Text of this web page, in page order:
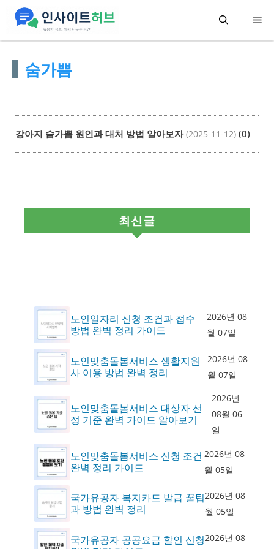
메
숨가쁨
강아지 숨가쁨 원인과 대처 방법 알아보자 (2025-11-12) (0)
최신글
노인일자리 신청 조건과 접수
방법 완벽 정리 가이드
2026년 08
월 07일
노인맞춤돌봄서비스 생활지원
사 이용 방법 완벽 정리
2026년 08
월 07일
노인맞춤돌봄서비스 대상자 선
정 기준 완벽 가이드 알아보기
2026년
08월 06
일
노인맞춤돌봄서비스 신청 조건
완벽 정리 가이드
2026년 08
월 05일
국가유공자 복지카드 발급 꿀팁
과 방법 완벽 정리
2026년 08
월 05일
국가유공자 공공요금 할인 신청2026년 08